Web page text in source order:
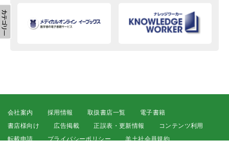
会社案内 採用情報 取扱書店一覧
電子書籍
書店様向け
広告掲載 正誤表・更新情報
コンテンツ利用
転載申請
プライバシーポリシー
羊土社会員規約